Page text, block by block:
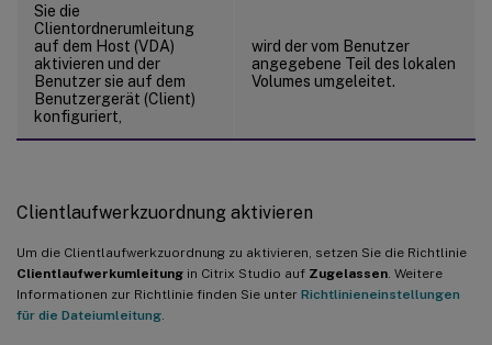
Sie die
Clientordnerumleitung
auf dem Host (VDA)
aktivieren und der
Benutzer sie auf dem
Benutzergerät (Client)
konfiguriert,
wird der vom Benutzer
angegebene Teil des lokalen
Volumes umgeleitet.
Clientlaufwerkzuordnung aktivieren
Um die Clientlaufwerkzuordnung zu aktivieren, setzen Sie die Richtlinie
Clientlaufwerkumleitung in Citrix Studio auf Zugelassen . Weitere
Informationen zur Richtlinie finden Sie unter Richtlinieneinstellungen
für die Dateiumleitung